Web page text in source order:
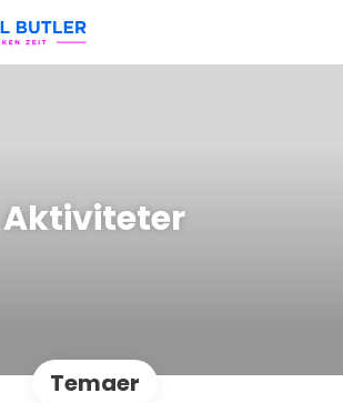
Aktiviteter
Temaer